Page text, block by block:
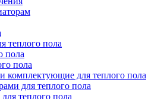
теплого пола
пола
пола
комплектующие для теплого пола
для теплого пола
теплого пола